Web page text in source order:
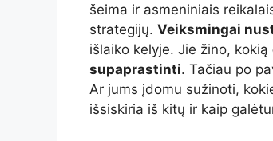
šeima ir asmeniniais
strategijų. Veiksmingai
išlaiko kelyje. Jie žino, kokią
supaprastinti. Tačiau po
Ar jums įdomu sužinoti,
išsiskiria iš kitų ir kaip